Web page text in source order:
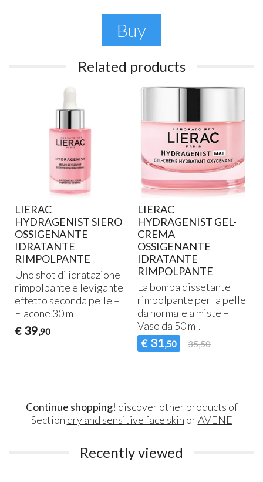
Buy
Related products
LIERAC
HYDRAGENIST SIERO
OSSIGENANTE
IDRATANTE
RIMPOLPANTE
Uno shot di idratazione
rimpolpante e levigante
effetto seconda pelle –
Flacone 30 ml
€ 39,90
LIERAC
HYDRAGENIST GEL-
CREMA
OSSIGENANTE
IDRATANTE
RIMPOLPANTE
La bomba dissetante
rimpolpante per la pelle
da normale a miste –
Vaso da 50 ml.
€ 31,50 35,50
Continue shopping! discover other products of
Section dry and sensitive face skin orAVENE
Recently viewed